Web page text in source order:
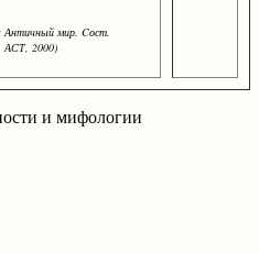
Античный мир. Cост.
2000)
и мифологии